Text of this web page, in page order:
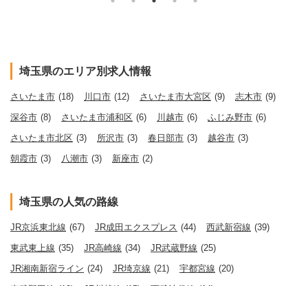
埼玉県のエリア別求人情報
さいたま市 (18) 川口市 (12) さいたま市大宮区 (9) 志木市 (9)
深谷市 (8) さいたま市浦和区 (6) 川越市 (6) ふじみ野市 (6)
さいたま市北区 (3) 所沢市 (3) 春日部市 (3) 越谷市 (3)
朝霞市 (3) 八潮市 (3) 新座市 (2)
埼玉県の人気の路線
JR京浜東北線 (67) JR成田エクスプレス (44) 西武新宿線 (39)
東武東上線 (35) JR高崎線 (34) JR武蔵野線 (25)
JR湘南新宿ライン (24) JR埼京線 (21) 宇都宮線 (20)